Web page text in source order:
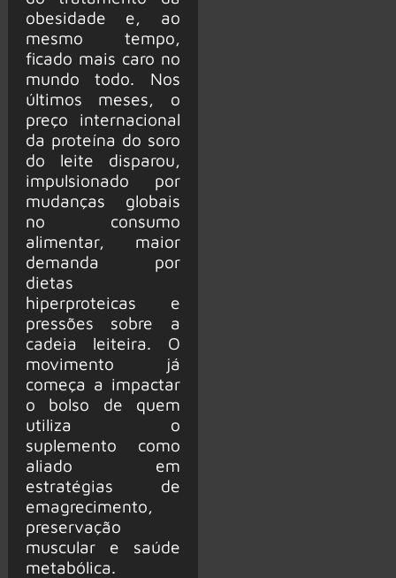
obesidade e, ao
mesmo tempo,
ficado mais caro no
mundo todo. Nos
últimos meses, o
preço internacional
da proteína do soro
do leite disparou,
impulsionado por
mudanças globais
no consumo
alimentar, maior
demanda por
dietas
hiperproteicas e
pressões sobre a
cadeia leiteira. O
movimento já
começa a impactar
o bolso de quem
utiliza o
suplemento como
aliado em
estratégias de
emagrecimento,
preservação
muscular e saúde
metabólica.